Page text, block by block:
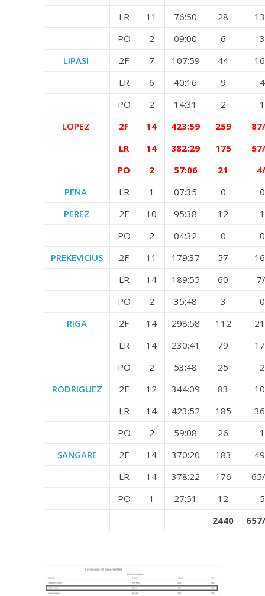
LR 11 76:50 28
PO
2 09:00 6
LIPASI
2F 7 107:59 44
LR
6 40:16 9
PO
2 14:31 2
LOPEZ
2F 14 423:59 259
LR
14 382:29 175
PO
2 57:06 21
PEÑA
LR 1 07:35 0
PEREZ
2F 10 95:38 12
PO
2 04:32 0
PREKEVICIUS
2F 11 179:37 57
LR
14 189:55 60
PO
2 35:48 3
RIGA
2F 14 298:58 112
LR
14 230:41 79
PO
2 53:48 25
RODRIGUEZ
2F 12 344:09 83
LR
14 423:52 185
PO
2 59:08 26
SANGARE
2F 14 370:20 183
LR
14 378:22 176
PO
1 27:51 12
2440